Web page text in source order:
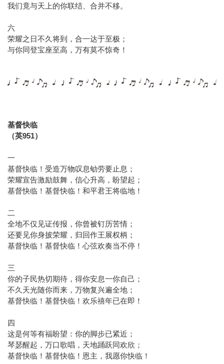
我们竟与天上的你联结、合并不移。
六
荣耀之日不久将到，合一达于至极；
与你同登宝座至高，万有莫不惊奇！
基督快临
（英951）
一
基督快临！受造万物叹息劬劳要止息；
荣耀宣告激励鼓舞，信心升高，盼望起；
基督快临！基督快临！和平君王将临地！
二
全地不仅见证传报，你曾被钉历苦情；
还要见你身披荣耀，归回作王展权柄；
基督快临！基督快临！心弦欢奏当不停！
三
你的子民热切期待，得你安息一你自己；
不久天光随你而来，万物复兴遍全地；
基督快临！基督快临！欢乐禧年已在即！
四
这是何等有福盼望：你的脚步已紧近；
琴瑟醒起，万口歌唱，天地踊跃同欢欣；
基督快临！基督快临！恩主，我愿你快临！